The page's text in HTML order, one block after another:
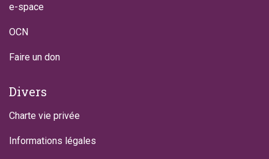
e-space
OCN
Faire un don
Divers
Charte vie privée
Informations légales